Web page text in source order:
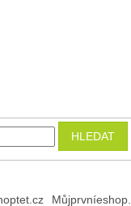
HLEDAT